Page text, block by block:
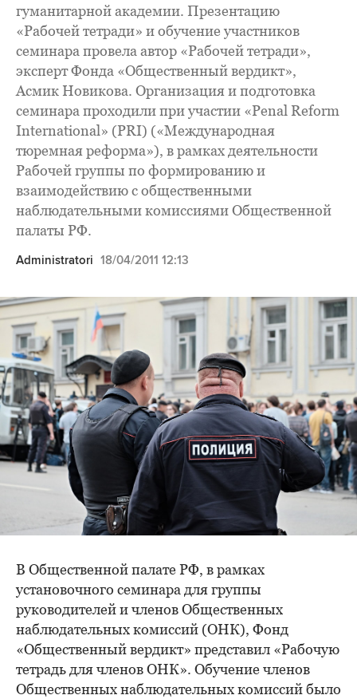
Administratori 18/04/2011 12:13
гуманитарной академии. Презентацию
«Рабочей тетради» и обучение участников
семинара провела автор «Рабочей тетради»,
эксперт Фонда «Общественный вердикт»,
Асмик Новикова. Организация и подготовка
семинара проходили при участии «Penal Reform
International» (PRI) («Международная
тюремная реформа»), в рамках деятельности
Рабочей группы по формированию и
взаимодействию с общественными
наблюдательными комиссиями Общественной
палаты РФ.
В Общественной палате РФ, в рамках
установочного семинара для группы
руководителей и членов Общественных
наблюдательных комиссий (ОНК), Фонд
«Общественный вердикт» представил «Рабочую
тетрадь для членов ОНК». Обучение членов
Общественных наблюдательных комиссий было